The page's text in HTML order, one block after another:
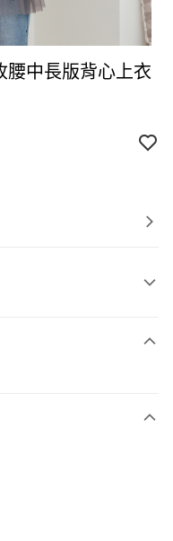
腰中長版背心上衣